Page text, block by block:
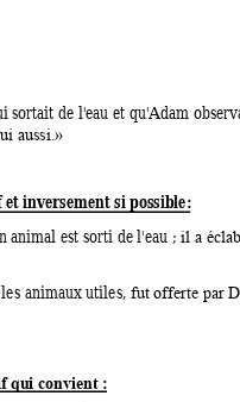
sortait de l'eau et qu'Adam
aussi.»
et inversement si possible:
animal est sorti de l'eau ; il a
animaux utiles, fut offerte par D
qui convient :